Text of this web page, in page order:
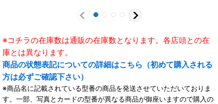
※コチラの在庫数は通販の在庫数となります。各店頭との在
庫とは異なります。
商品の状態表記についての詳細はこちら（初めて購入される
方は必ずご確認下さい）
※商品名に記載されている型番の商品を発送させていただいておりま
す。一部、写真とカードの型番が異なる商品が御座いますので購入の